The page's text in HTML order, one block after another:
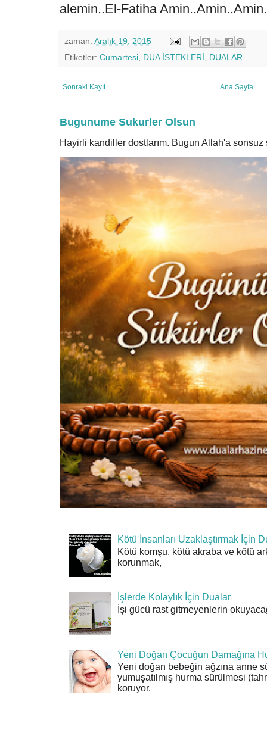
alemin..El-Fatiha Amin..Amin..Amin.
zaman: Aralık 19, 2015
Etiketler: Cumartesi DUA İSTEKLERİ DUALAR
Sonraki Kayıt Ana Sayfa
Bugunume Sukurler Olsun
Hayirli kandiller dostlarım. Bugun Allah'a
Kötü İnsanları Uzaklaştırmak İçin
Kötü komşu, kötü akraba ve kötü
korunmak,
İşlerde Kolaylık İçin Dualar
İşi gücü rast gitmeyenlerin
Yeni Doğan Çocuğun Damağına
Yeni doğan bebeğin ağzına anne
yumuşatılmış hurma sürülmesi
koruyor.